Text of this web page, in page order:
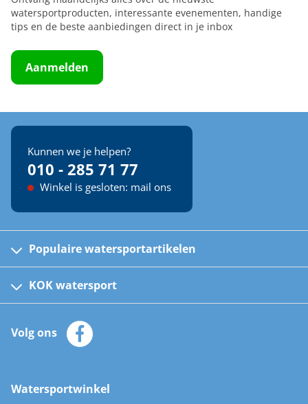
watersportproducten, interessante evenementen, handige
tips en de beste aanbiedingen direct in je inbox
Aanmelden
Kunnen we je helpen?
010 - 285 71 77
Winkel is gesloten: mail ons
Populaire watersportartikelen
Kinder reddingsvesten
Automatische reddingsvesten
Zeilkleding
Zonnepanelen
AIS transponders
KOK watersport
Klantenservice
Merken
Volg ons
Watersportwinkel